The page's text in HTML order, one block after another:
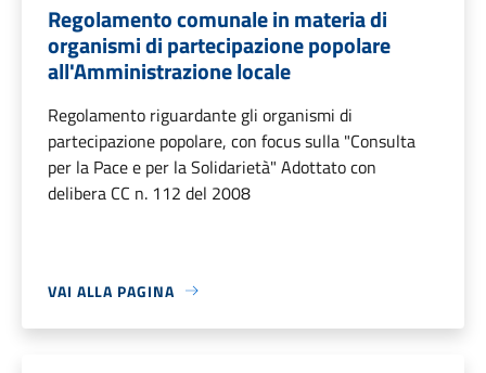
Regolamento comunale in materia di
organismi di partecipazione popolare
all'Amministrazione locale
Regolamento riguardante gli organismi di
partecipazione popolare, con focus sulla "Consulta
per la Pace e per la Solidarietà" Adottato con
delibera CC n. 112 del 2008
VAI ALLA PAGINA